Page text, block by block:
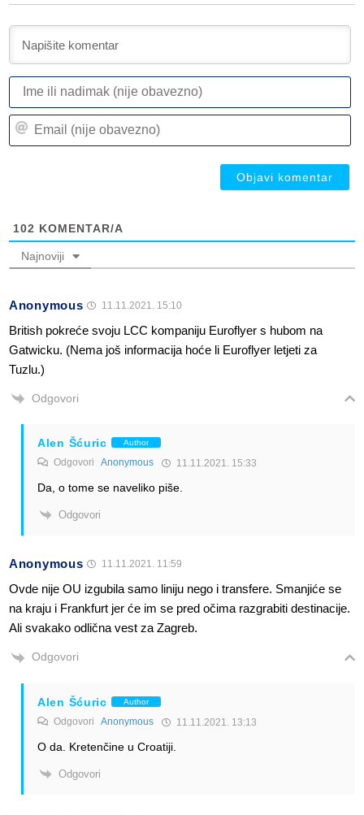
102 KOMENTAR/A
Najnoviji
Anonymous 11.11.2021. 15:10
British pokreće svoju LCC kompaniju Euroflyer s hubom na
Gatwicku. (Nema još informacija hoće li Euroflyer letjeti za
Tuzlu.)
Odgovori
Alen Šćuric Author
Odgovori Anonymous 11.11.2021. 15:33
Da, o tome se naveliko piše.
Odgovori
Anonymous 11.11.2021. 11:59
Ovde nije OU izgubila samo liniju nego i transfere. Smanjiće se
na kraju i Frankfurt jer će im se pred očima razgrabiti destinacije.
Ali svakako odlična vest za Zagreb.
Odgovori
Alen Šćuric Author
Odgovori Anonymous 11.11.2021. 13:13
O da. Kretenčine u Croatiji.
Odgovori